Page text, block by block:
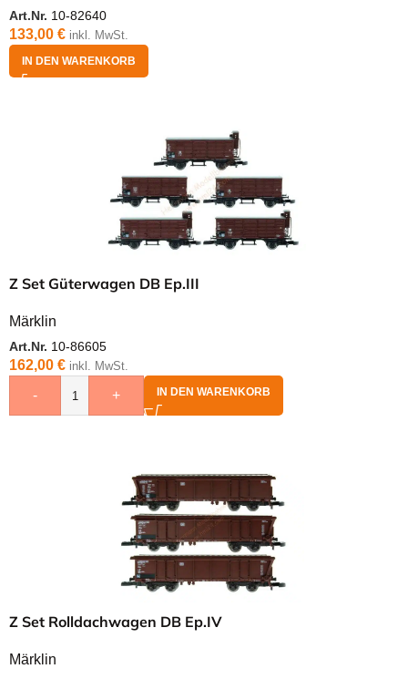
Art.Nr. 10-82640
133,00 € inkl. MwSt.
IN DEN WARENKORB
Z Set Güterwagen DB Ep.III
Märklin
Art.Nr. 10-86605
162,00 € inkl. MwSt.
- + IN DEN WARENKORB
Z Set Rolldachwagen DB Ep.IV
Märklin